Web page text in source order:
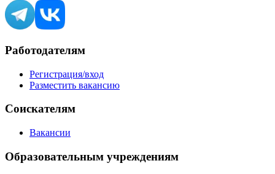
Работодателям
Регистрация/вход
Разместить вакансию
Соискателям
Вакансии
Образовательным учреждениям